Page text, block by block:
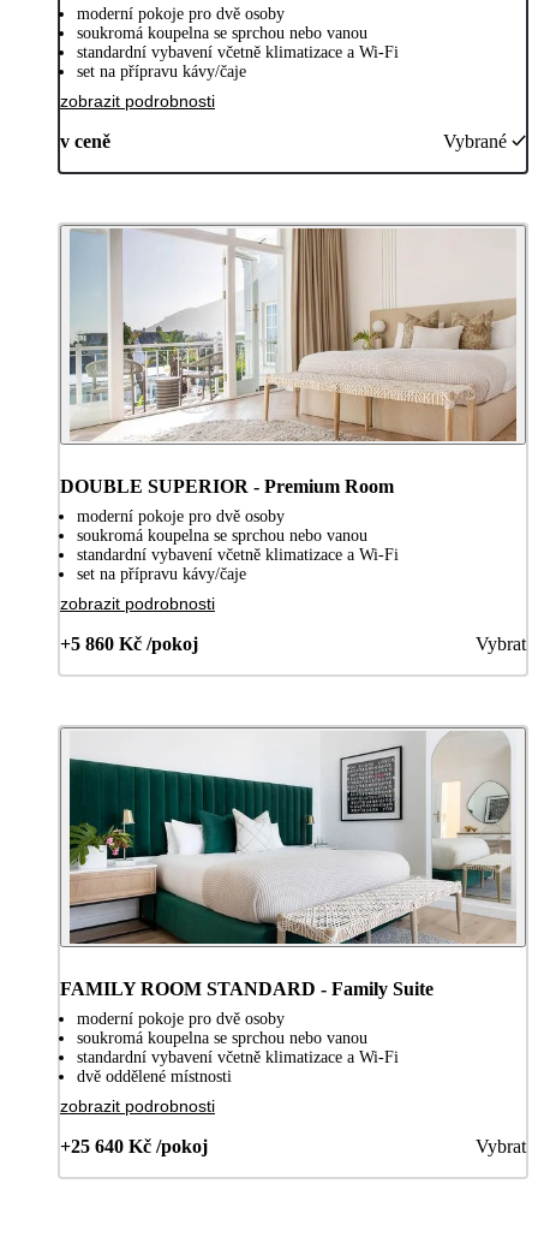
moderní pokoje pro dvě osoby
soukromá koupelna se sprchou nebo vanou
standardní vybavení včetně klimatizace a Wi-Fi
set na přípravu kávy/čaje
zobrazit podrobnosti
v ceně Vybrané
DOUBLE SUPERIOR - Premium Room
moderní pokoje pro dvě osoby
soukromá koupelna se sprchou nebo vanou
standardní vybavení včetně klimatizace a Wi-Fi
set na přípravu kávy/čaje
zobrazit podrobnosti
+5 860 Kč /pokoj Vybrat
FAMILY ROOM STANDARD - Family Suite
moderní pokoje pro dvě osoby
soukromá koupelna se sprchou nebo vanou
standardní vybavení včetně klimatizace a Wi-Fi
dvě oddělené místnosti
zobrazit podrobnosti
+25 640 Kč /pokoj Vybrat